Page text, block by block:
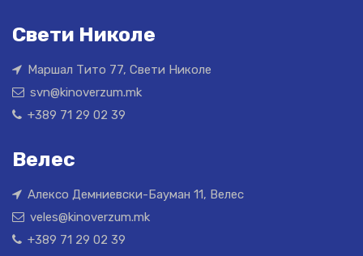
Свети Николе
Маршал Тито 77, Свети Николе
svn@kinoverzum.mk
+389 71 29 02 39
Велес
Алексо Демниевски-Бауман 11, Велес
veles@kinoverzum.mk
+389 71 29 02 39